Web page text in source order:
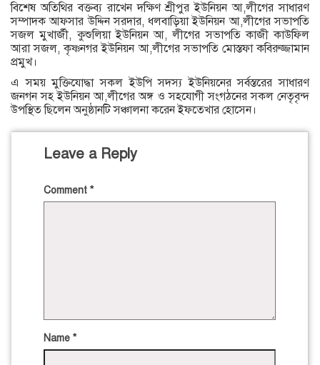
বিশেষ অতিথির বক্তব্য রাখেন দক্ষিণ শ্রীপুর ইউনিয়ন আ,লীগের সাধারণ
সম্পাদক আফসার উদ্দিন সরদার, ধলবাড়িয়া ইউনিয়ন আ,লীগের সভাপতি
সজল মুখার্জী, কুশুলিয়া ইউনিয়ন আ, লীগের সভাপতি কাজী কাউফিল
আরা সজল, কৃষ্ণনগর ইউনিয়ন আ,লীগের সভাপতি মোস্তফা কবিরুজ্জামান
প্রমুখ।
এ সময় মুক্তিযোদ্ধা সকল ইউপি সদস্য ইউনিয়নের সর্বস্তরের সাধারণ
জনগন সহ ইউনিয়ন আ,লীগের অঙ্গ ও সহযোগী সংগঠনের সকল নেতৃবৃন্দ
উপস্থিত ছিলেন অনুষ্ঠানটি সঞ্চালনা করেন ইফতেখার হোসেন।
Leave a Reply
Comment *
Name *